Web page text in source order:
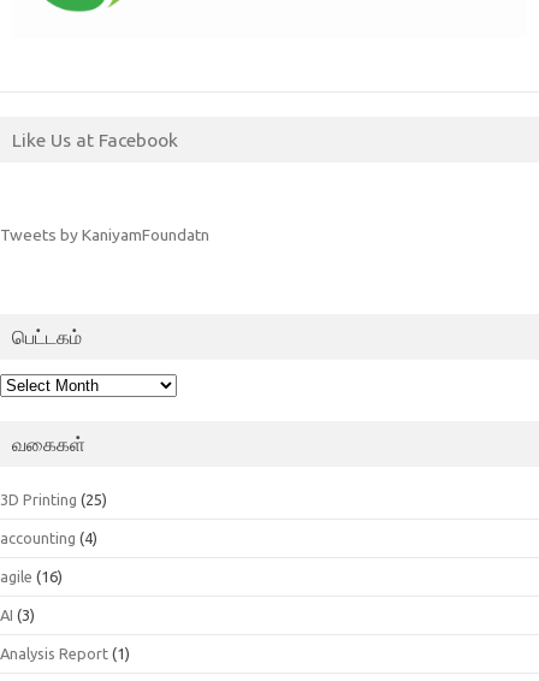
Like Us at Facebook
Tweets by KaniyamFoundatn
பெட்டகம்
பெட்டகம்
வகைகள்
3D Printing (25)
accounting (4)
agile (16)
AI (3)
Analysis Report (1)